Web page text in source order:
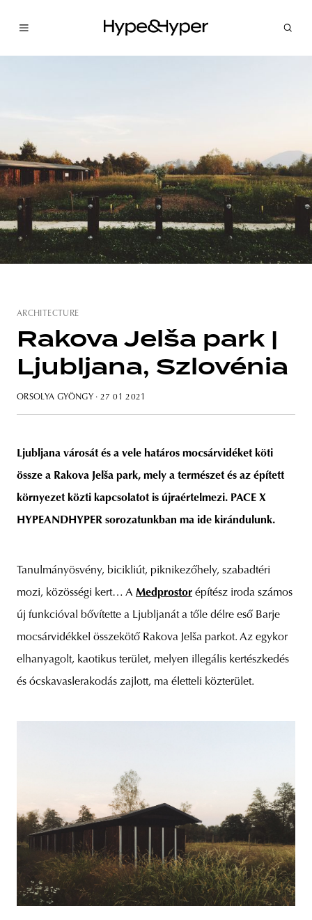
ARCHITECTURE
Rakova Jelša park |
Ljubljana, Szlovénia
ORSOLYA GYÖNGY · 27 01 2021
Ljubljana városát és a vele határos mocsárvidéket köti
össze a Rakova Jelša park, mely a természet és az épített
környezet közti kapcsolatot is újraértelmezi. PACE X
HYPEANDHYPER sorozatunkban ma ide kirándulunk.
Tanulmányösvény, bicikliút, piknikezőhely, szabadtéri
mozi, közösségi kert… A Medprostor építész iroda számos
új funkcióval bővítette a Ljubljanát a tőle délre eső Barje
mocsárvidékkel összekötő Rakova Jelša parkot. Az egykor
elhanyagolt, kaotikus terület, melyen illegális kertészkedés
és ócskavaslerakodás zajlott, ma életteli közterület.